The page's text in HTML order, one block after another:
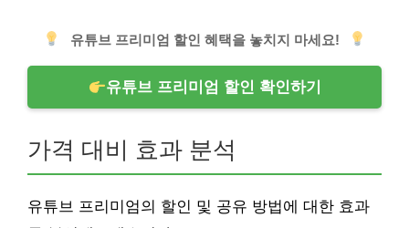
유튜브 프리미엄 할인 혜택을 놓치지 마세요!
유튜브 프리미엄 할인 확인하기
가격 대비 효과 분석
유튜브 프리미엄의 할인 및 공유 방법에 대한 효과